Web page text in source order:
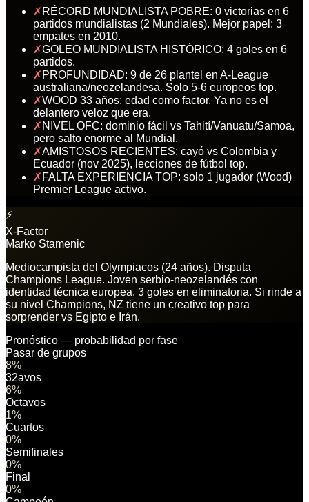
✗ RÉCORD MUNDIALISTA POBRE: 0 victorias en 6
partidos mundialistas (2 Mundiales). Mejor papel: 3
empates en 2010.
✗GOLEO MUNDIALISTA HISTÓRICO: 4 goles en 6
partidos.
✗ PROFUNDIDAD: 9 de 26 plantel en A-League
australiana/neozelandesa. Solo 5-6 europeos top.
✗WOOD 33 años: edad como factor. Ya no es el
delantero veloz que era.
✗ NIVEL OFC: dominio fácil vs Tahití/Vanuatu/Samoa,
pero salto enorme al Mundial.
✗AMISTOSOS RECIENTES: cayó vs Colombia y
Ecuador (nov 2025), lecciones de fútbol top.
✗ FALTA EXPERIENCIA TOP: solo 1 jugador (Wood)
Premier League activo.
⚡
X-Factor
Marko Stamenic
Mediocampista del Olympiacos (24 años). Disputa
Champions League. Joven serbio-neozelandés con
identidad técnica europea. 3 goles en eliminatoria. Si rinde a
su nivel Champions, NZ tiene un creativo top para
sorprender vs Egipto e Irán.
Pronóstico — probabilidad por fase
Pasar de grupos
8%
32avos
6%
Octavos
1%
Cuartos
0%
Semifinales
0%
Final
0%